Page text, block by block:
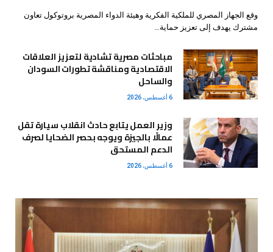
وقع الجهاز المصري للملكية الفكرية وهيئة الدواء المصرية بروتوكول تعاون
مشترك يهدف إلى تعزيز حماية…
مباحثات مصرية تشادية لتعزيز العلاقات
الاقتصادية ومناقشة تطورات السودان
والساحل
6 أغسطس، 2026
وزير العمل يتابع حادث انقلاب سيارة تقل
عمالًا بالجيزة ويوجه بحصر الضحايا لصرف
الدعم المستحق
6 أغسطس، 2026